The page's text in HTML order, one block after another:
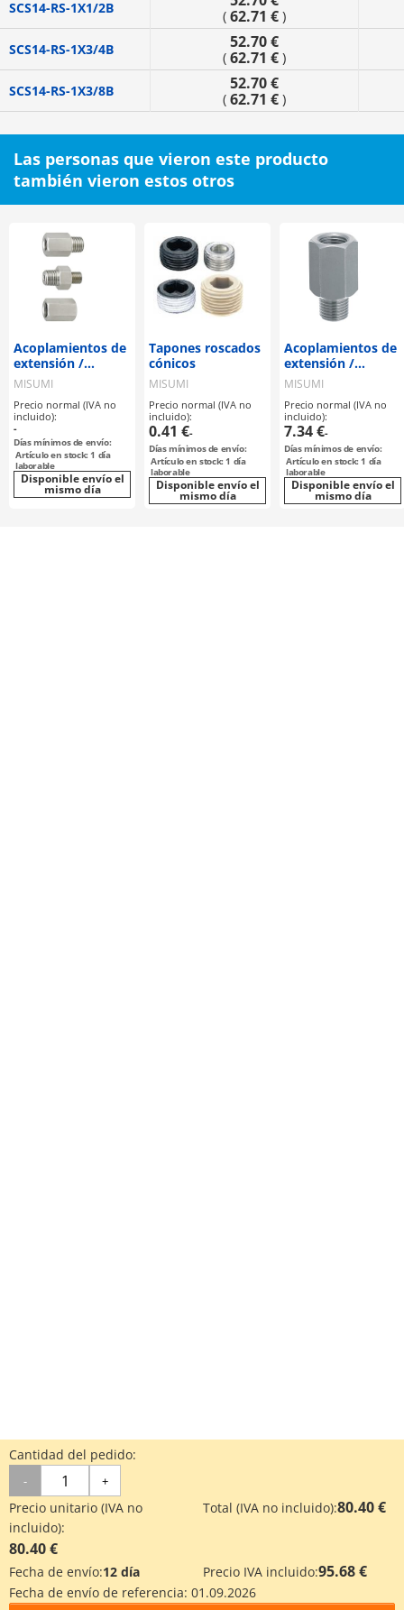
SCS14-RS-1X1/2B ( 62.71 € )
SCS14-RS-1X3/4B 52.70 €
( 62.71 € )
SCS14-RS-1X3/8B 52.70 €
( 62.71 € )
Las personas que vieron este producto
también vieron estos otros
Acoplamientos de
extensión /
longitud
configurable
MISUMI
Precio normal (IVA no
incluido):
-
Días mínimos de envío:
Artículo en stock: 1 día
laborable
Disponible envío el
mismo día
Tapones roscados
cónicos
MISUMI
Precio normal (IVA no
incluido):
0.41 €-
Días mínimos de envío:
Artículo en stock: 1 día
laborable
Disponible envío el
mismo día
Acoplamientos de
extensión /
longitud
seleccionable
MISUMI
Precio normal (IVA no
incluido):
7.34 €-
Días mínimos de envío:
Artículo en stock: 1 día
laborable
Disponible envío el
mismo día
Cantidad del pedido:
- +
Precio unitario (IVA no
incluido):
80.40 €
Total (IVA no incluido):80.40 €
Fecha de envío:12 día Precio IVA incluido:95.68 €
Fecha de envío de referencia: 01.09.2026